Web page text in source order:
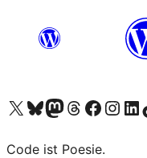
Das X-Konto (früher Twitter) von WordPress.org besuchen
Das Bluesky-Konto von WordPress.org besuchen
Das Mastodon-Konto von WordPress.org besuchen
Das Threads-Konto von WordPress.org
Die Facebook-Seite von
Das Instagram-Konto
Das
Code ist Poesie.